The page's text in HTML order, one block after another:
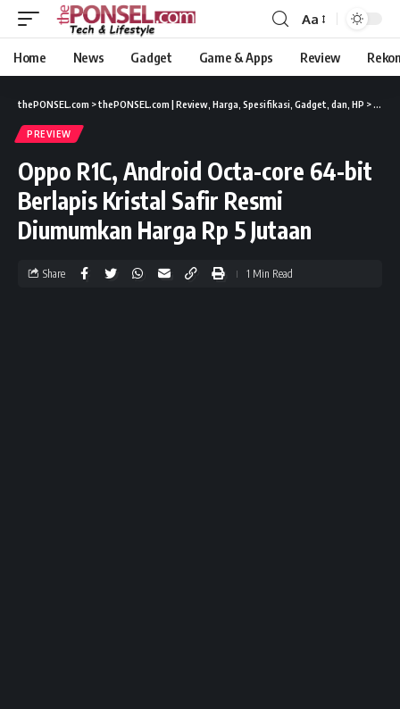
Aa
Home News Gadget Game & Apps Review
thePONSEL.com >thePONSEL.com | Review, Harga, Spesifikasi, Gadget, dan, HP >
PREVIEW
Oppo R1C, Android Octa-core 64-bit
Berlapis Kristal Safir Resmi
Diumumkan Harga Rp 5 Jutaan
Share 1 Min Read